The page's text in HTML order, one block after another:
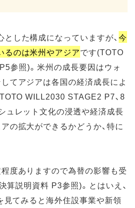
した構成になっていますが、今
るのは米州やアジアです(TOTO
参照)。米州の成長要因はウォ
てアジアは各国の経済成長によ
WILL2030 STAGE2 P7、8
ュレット文化の浸透や経済成長
の拡大ができるかどうか、特に
度ありますので為替の影響も受
算説明資料 P3参照)。とはいえ、
てみると海外住設事業や新領